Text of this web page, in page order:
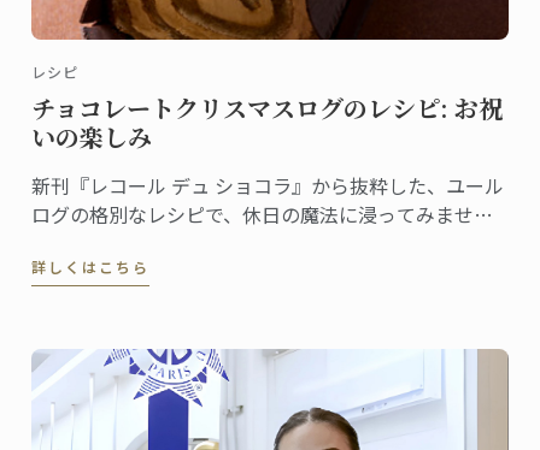
レシピ
チョコレートクリスマスログのレシピ: お祝
いの楽しみ
新刊『レコール デュ ショコラ』から抜粋した、ユール
ログの格別なレシピで、休日の魔法に浸ってみません
ゲストを喜ばせ、クリスマスのテーブルを盛り上げる
詳しくはこちら